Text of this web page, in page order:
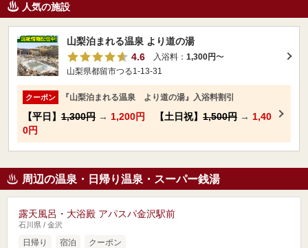
人気の施設
山梨泊まれる温泉 より道の湯
4.6
入浴料： 1,300円〜
山梨県都留市つる1-13-31
クーポン 『山梨泊まれる温泉 より道の湯』入浴料割引
【平日】 1,300円 → 1,200円 【土日祝】 1,500円 → 1,40
0円
周辺の温泉・日帰り温泉・スーパー銭湯
露天風呂・大浴殿 アパスパ金沢駅前
石川県 / 金沢
日帰り 宿泊 クーポン